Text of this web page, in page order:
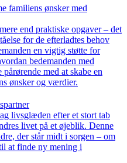
familiens ønsker med
end praktiske opgaver – det
for de efterladtes behov
en vigtig støtte for
bedemanden med
med at skabe en
ønsker og værdier.
livsglæden efter et stort tab
livet på et øjeblik. Denne
der står midt i sorgen – om
at finde ny mening i